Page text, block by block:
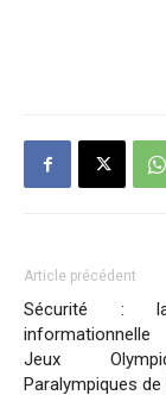
Article précédent
Sécurité :
Jeux
Paralympiques